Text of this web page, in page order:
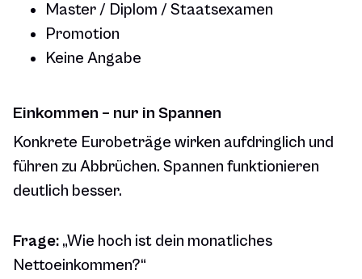
Master / Diplom / Staatsexamen
Promotion
Keine Angabe
Einkommen – nur in Spannen
Konkrete Eurobeträge wirken aufdringlich und
führen zu Abbrüchen. Spannen funktionieren
deutlich besser.
Frage: „Wie hoch ist dein monatliches
Nettoeinkommen?“